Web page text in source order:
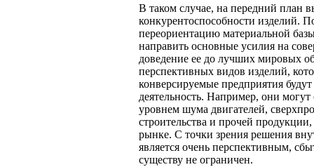
В таком случае, на передний план
конкурентоспособности изделий.
переориентацию материальной
направить основные усилия на
доведение ее до лучших мировых
перспективных видов изделий,
конверсируемые предприятия
деятельность. Например, они
уровнем шума двигателей,
строительства и прочей продукции,
рынке. С точки зрения решения
является очень перспективным,
существу не ограничен.